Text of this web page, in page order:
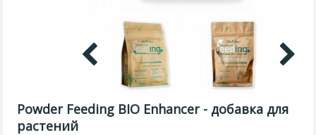
Powder Feeding BIO Enhancer - добавка для
растений